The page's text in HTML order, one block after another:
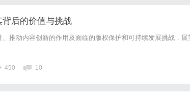
后的价值与挑战
推动内容创新的作用及面临的版权保护和可持续发展挑战，展
450 10